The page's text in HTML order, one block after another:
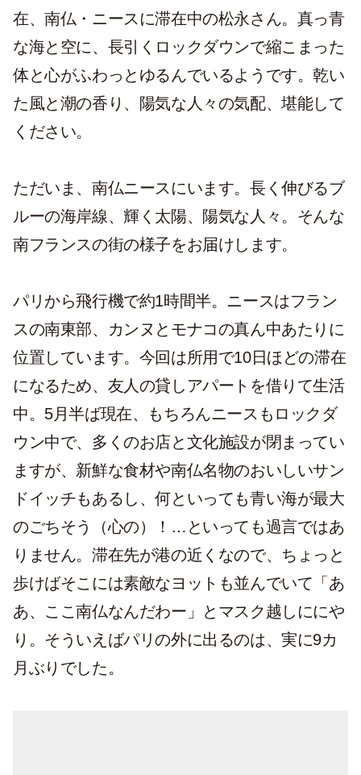
在、南仏・ニースに滞在中の松永さん。真っ青
な海と空に、長引くロックダウンで縮こまった
体と心がふわっとゆるんでいるようです。乾い
た風と潮の香り、陽気な人々の気配、堪能して
ください。
ただいま、南仏ニースにいます。長く伸びるブ
ルーの海岸線、輝く太陽、陽気な人々。そんな
南フランスの街の様子をお届けします。
パリから飛行機で約1時間半。ニースはフラン
スの南東部、カンヌとモナコの真ん中あたりに
位置しています。今回は所用で10日ほどの滞在
になるため、友人の貸しアパートを借りて生活
中。5月半ば現在、もちろんニースもロックダ
ウン中で、多くのお店と文化施設が閉まってい
ますが、新鮮な食材や南仏名物のおいしいサン
ドイッチもあるし、何といっても青い海が最大
のごちそう（心の）！…といっても過言ではあ
りません。滞在先が港の近くなので、ちょっと
歩けばそこには素敵なヨットも並んでいて「あ
あ、ここ南仏なんだわー」とマスク越しににや
り。そういえばパリの外に出るのは、実に9カ
月ぶりでした。